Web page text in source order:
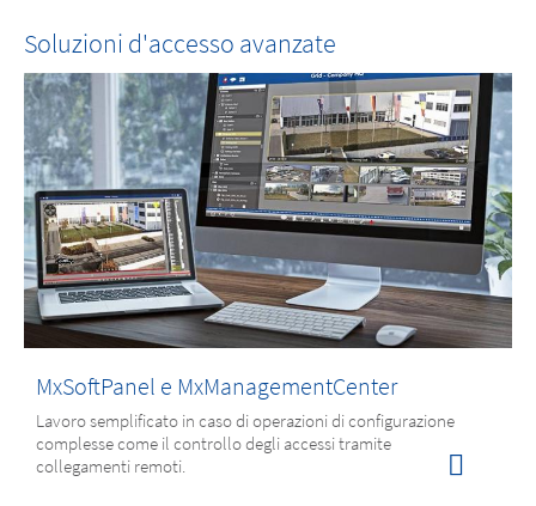
Soluzioni d'accesso avanzate
MxSoftPanel e MxManagementCenter
Lavoro semplificato in caso di operazioni di configurazione
complesse come il controllo degli accessi tramite
collegamenti remoti.